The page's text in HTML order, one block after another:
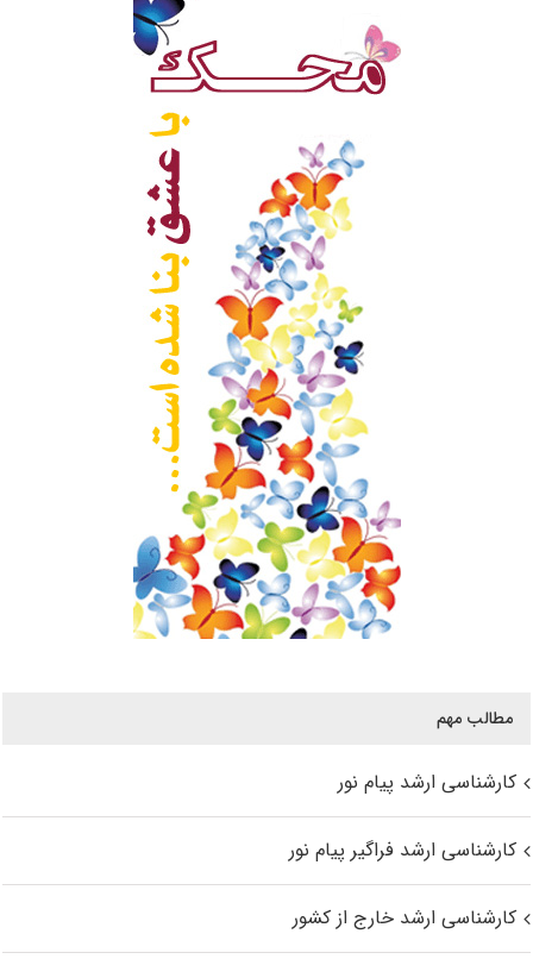
مطالب مهم
کارشناسی ارشد پیام نور
کارشناسی ارشد فراگیر پیام نور
کارشناسی ارشد خارج از کشور